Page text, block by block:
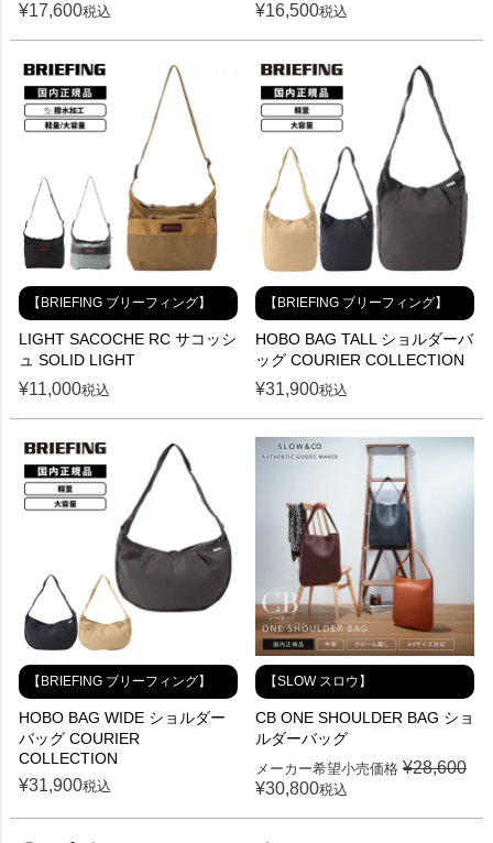
¥17,600税込 ¥16,500税込
【BRIEFING ブリーフィング】
LIGHT SACOCHE RC サコッシ
ュ SOLID LIGHT
¥11,000税込
【BRIEFING ブリーフィング】
HOBO BAG TALL ショルダーバ
ッグ COURIER COLLECTION
¥31,900税込
【BRIEFING ブリーフィング】
HOBO BAG WIDE ショルダー
バッグ COURIER
COLLECTION
¥31,900税込
【SLOW スロウ】
CB ONE SHOULDER BAG ショ
ルダーバッグ
メーカー希望小売価格 ¥28,600
¥30,800税込